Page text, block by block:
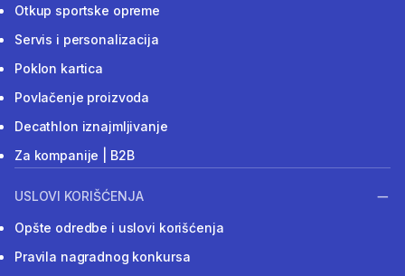
Otkup sportske opreme
Servis i personalizacija
Poklon kartica
Povlačenje proizvoda
Decathlon iznajmljivanje
Za kompanije | B2B
USLOVI KORIŠĆENJA
Opšte odredbe i uslovi korišćenja
Pravila nagradnog konkursa